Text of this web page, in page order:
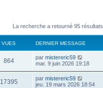
La recherche a retourné 95 résultats
VUES DERNIER MESSAGE
864 par mistereric59
mar. 9 juin 2026 19:18
17395 par mistereric59
jeu. 19 mars 2026 18:54